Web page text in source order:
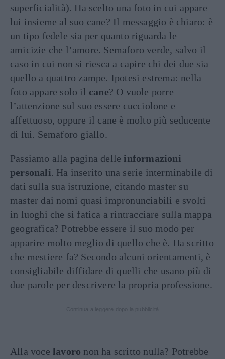
superficialità). Ha scelto una foto in cui appare
lui insieme al suo cane? Il messaggio è chiaro: è
un tipo fedele sia per quanto riguarda le
amicizie che l’amore. Semaforo verde, salvo il
caso in cui non si riesca a capire chi dei due sia
quello a quattro zampe. Ipotesi estrema: nella
foto appare solo il cane? O vuole porre
l’attenzione sul suo essere cucciolone e
affettuoso, oppure il cane è molto più seducente
di lui. Semaforo giallo.
Passiamo alla pagina delle informazioni
personali. Ha inserito una serie interminabile di
dati sulla sua istruzione, citando master su
master dai nomi quasi impronunciabili e svolti
in luoghi che si fatica a rintracciare sulla mappa
geografica? Potrebbe essere il suo modo per
apparire molto meglio di quello che è. Ha scritto
che mestiere fa? Secondo alcuni orientamenti, è
consigliabile diffidare di quelli che usano più di
due parole per descrivere la propria professione.
Alla voce lavoro non ha scritto nulla? Potrebbe